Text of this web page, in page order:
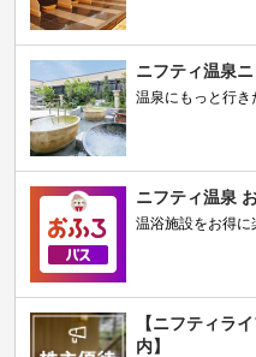
ニフティ温泉
温泉にもっと行き
ニフティ温泉
温浴施設をお得に
【ニフティラ
内】